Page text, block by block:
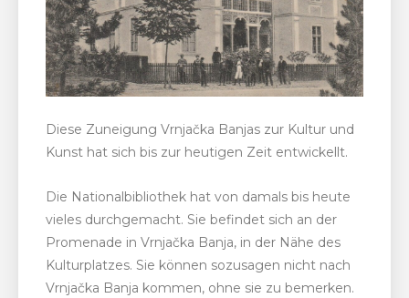
Diese Zuneigung Vrnjačka Banjas zur Kultur und
Kunst hat sich bis zur heutigen Zeit entwickellt.
Die Nationalbibliothek hat von damals bis heute
vieles durchgemacht. Sie befindet sich an der
Promenade in Vrnjačka Banja, in der Nähe des
Kulturplatzes. Sie können sozusagen nicht nach
Vrnjačka Banja kommen, ohne sie zu bemerken.